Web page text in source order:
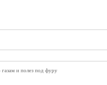
и полез под фуру